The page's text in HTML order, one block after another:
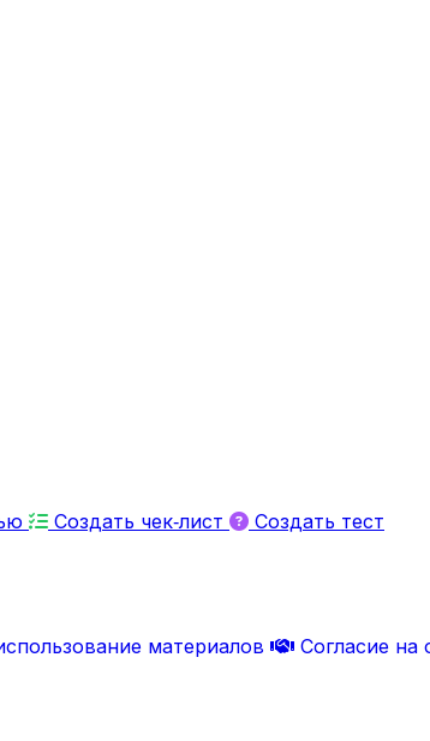
Создать чек‑лист Создать тест
материалов Согласие на